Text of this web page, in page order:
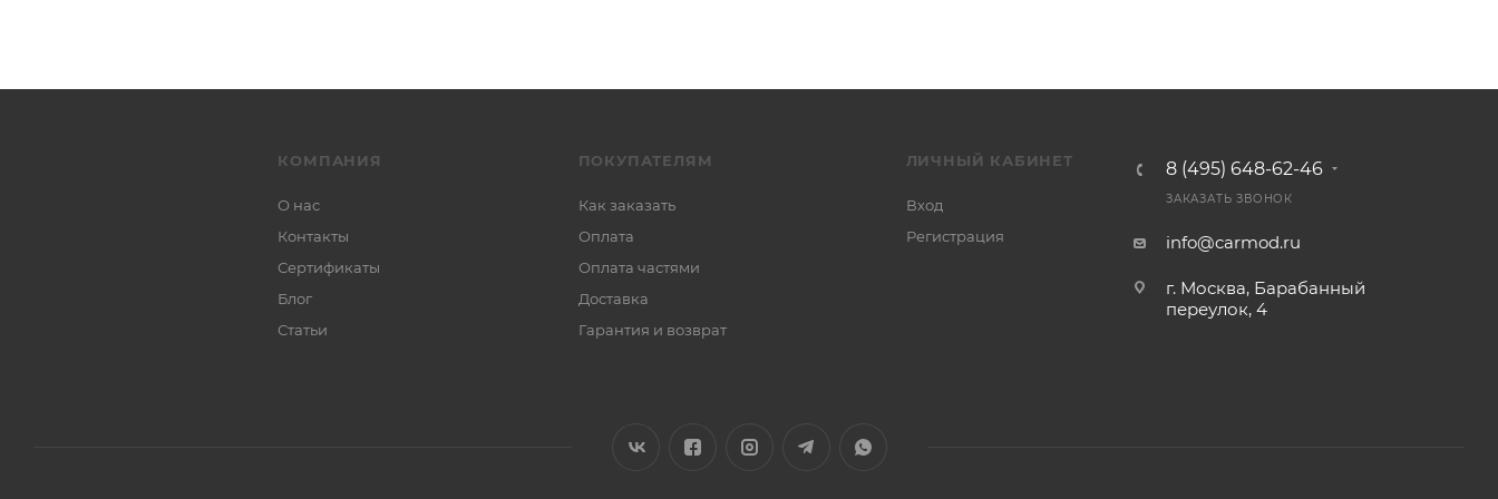
КОМПАНИЯ
О нас
Контакты
Сертификаты
Блог
Статьи
ПОКУПАТЕЛЯМ
Как заказать
Оплата
Оплата частями
Доставка
Гарантия и возврат
ЛИЧНЫЙ КАБИНЕТ
Вход
Регистрация
8 (495) 648-62-46
ЗАКАЗАТЬ ЗВОНОК
info@carmod.ru
г. Москва, Барабанный
переулок, 4